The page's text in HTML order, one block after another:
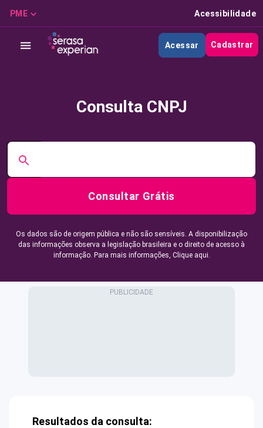
PME Acessibilidade
Acessar Cadastrar
Consulta CNPJ
Consultar Grátis
Os dados são de origem pública e não são sensíveis. A disponibilização
das informações observa a legislação brasileira e o direito de acesso à
informação. Para mais informações, Clique aqui.
Resultados da consulta: